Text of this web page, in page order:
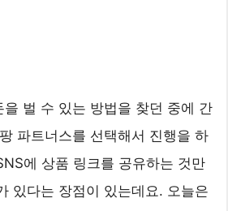
벌 수 있는 방법을 찾던 중에 간
파트너스를 선택해서 진행을 하
에 상품 링크를 공유하는 것만
있다는 장점이 있는데요. 오늘은